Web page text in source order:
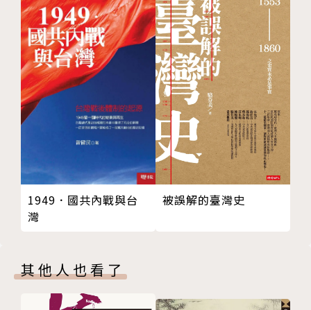
真面目一 英國禮儀跟你想像的完全不一樣！？
跟朋友走在街上，其中一人突然脫褲子大便，所有人都
要脫帽致意？
如果你常被老婆打，你的鄰居會被拖出來遊街示眾和嘲
笑，因為他沒幫你一把？
陌生人到家裡來，要先一手抓住主人的老婆或女兒親吻
（看是誰先開門），不然就是沒教養？
因為以前上澡堂會感染梅毒，所以全英國人都不愛洗
澡？
貴婦人不能露出手和腳，但露出整個胸部完全OK？
真面目二 從上廁所到看醫生，日常生活的各種潛規
買了啤酒不趕快喝，時機一到就會爆炸？
生病看醫生，醫生會幫你占星算抽血時間，還順便算
自耕農、農民和鄉下人
窮人
女性
chapter 3 宗教
無神論
一五五九年之伊莉莎白宗教和解方案
一五五九年至一五六九年，新教徒英格蘭之建立
一五七○年至一六○三年，與天主教之衝突
一五七○年至一六○三年，與清教主義之衝突
宗教世界生存指南
chapter 4 性格
暴力與殘酷
自傲
機智
讀寫能力與印刷
1949．國共內戰與台
灣
被誤解的臺灣史
其他人也看了